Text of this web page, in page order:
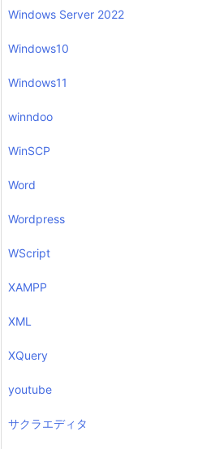
Windows Server 2022
Windows10
Windows11
winndoo
WinSCP
Word
Wordpress
WScript
XAMPP
XML
XQuery
youtube
サクラエディタ